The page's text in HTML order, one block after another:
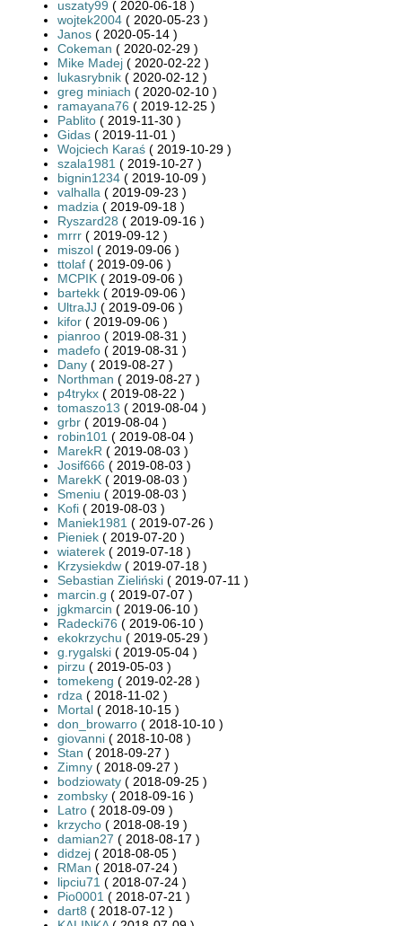
uszaty99 ( 2020-06-18 )
wojtek2004 ( 2020-05-23 )
Janos ( 2020-05-14 )
Cokeman ( 2020-02-29 )
Mike Madej ( 2020-02-22 )
lukasrybnik ( 2020-02-12 )
greg miniach ( 2020-02-10 )
ramayana76 ( 2019-12-25 )
Pablito ( 2019-11-30 )
Gidas ( 2019-11-01 )
Wojciech Karaś ( 2019-10-29 )
szala1981 ( 2019-10-27 )
bignin1234 ( 2019-10-09 )
valhalla ( 2019-09-23 )
madzia ( 2019-09-18 )
Ryszard28 ( 2019-09-16 )
mrrr ( 2019-09-12 )
miszol ( 2019-09-06 )
ttolaf ( 2019-09-06 )
MCPIK ( 2019-09-06 )
bartekk ( 2019-09-06 )
UltraJJ ( 2019-09-06 )
kifor ( 2019-09-06 )
pianroo ( 2019-08-31 )
madefo ( 2019-08-31 )
Dany ( 2019-08-27 )
Northman ( 2019-08-27 )
p4trykx ( 2019-08-22 )
tomaszo13 ( 2019-08-04 )
grbr ( 2019-08-04 )
robin101 ( 2019-08-04 )
MarekR ( 2019-08-03 )
Josif666 ( 2019-08-03 )
MarekK ( 2019-08-03 )
Smeniu ( 2019-08-03 )
Kofi ( 2019-08-03 )
Maniek1981 ( 2019-07-26 )
Pieniek ( 2019-07-20 )
wiaterek ( 2019-07-18 )
Krzysiekdw ( 2019-07-18 )
Sebastian Zieliński ( 2019-07-11 )
marcin.g ( 2019-07-07 )
jgkmarcin ( 2019-06-10 )
Radecki76 ( 2019-06-10 )
ekokrzychu ( 2019-05-29 )
g.rygalski ( 2019-05-04 )
pirzu ( 2019-05-03 )
tomekeng ( 2019-02-28 )
rdza ( 2018-11-02 )
Mortal ( 2018-10-15 )
don_browarro ( 2018-10-10 )
giovanni ( 2018-10-08 )
Stan ( 2018-09-27 )
Zimny ( 2018-09-27 )
bodziowaty ( 2018-09-25 )
zombsky ( 2018-09-16 )
Latro ( 2018-09-09 )
krzycho ( 2018-08-19 )
damian27 ( 2018-08-17 )
didzej ( 2018-08-05 )
RMan ( 2018-07-24 )
lipciu71 ( 2018-07-24 )
Pio0001 ( 2018-07-21 )
dart8 ( 2018-07-12 )